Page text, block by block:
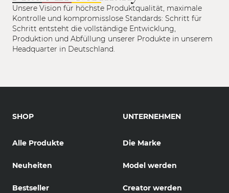
Unsere Vision für höchste Produktqualität, maximale
Kontrolle und kompromisslose Standards: Schritt für
Schritt entsteht die vollständige Entwicklung,
Produktion und Abfüllung unserer Produkte in unserem
Headquarter in Deutschland.
SHOP
Alle Produkte
Neuheiten
Bestseller
UNTERNEHMEN
Die Marke
Model werden
Creator werden